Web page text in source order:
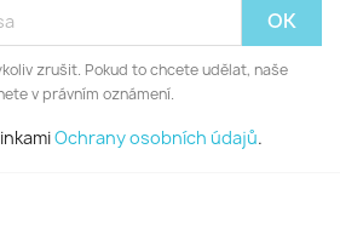
zrušit. Pokud to chcete udělat, naše
v právním oznámení.
Ochrany osobních údajů.